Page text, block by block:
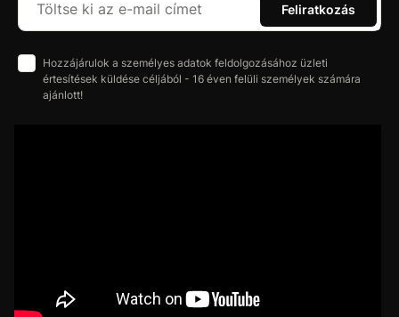
Feliratkozás
Hozzájárulok a személyes adatok feldolgozásához üzleti
értesítések küldése céljából - 16 éven felüli személyek számára
ajánlott!